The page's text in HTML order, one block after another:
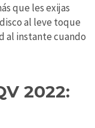
que les exijas
disco al leve toque
al instante cuando
2022: